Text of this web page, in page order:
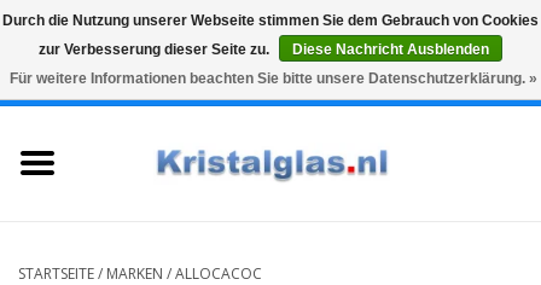
Snelle levering
Graveren
0 Artikel - €0,00
STARTSEITE/ MARKEN /ALLOCACOC
Durch die Nutzung unserer Webseite stimmen Sie dem Gebrauch von Cookies
zur Verbesserung dieser Seite zu.
Diese Nachricht Ausblenden
Für weitere Informationen beachten Sie bitte unsere Datenschutzerklärung. »